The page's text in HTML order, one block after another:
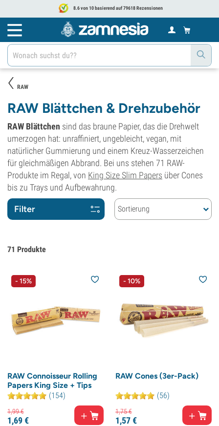
8.6 von 10 basierend auf 79618 Rezensionen
RAW
RAW Blättchen & Drehzubehör
RAW Blättchen sind das braune Papier, das die Drehwelt
umerzogen hat: unraffiniert, ungebleicht, vegan, mit
natürlicher Gummierung und einem Kreuz-Wasserzeichen
für gleichmäßigen Abbrand. Bei uns stehen 71 RAW-
Produkte im Regal, von King Size Slim Papers über Cones
bis zu Trays und Aufbewahrung.
Filter Sortierung
71 Produkte
- 15%
RAW Connoisseur Rolling
Papers King Size + Tips
(154)
1,99€
1,69€
- 10%
RAW Cones (3er-Pack)
(56)
1,75€
1,57€